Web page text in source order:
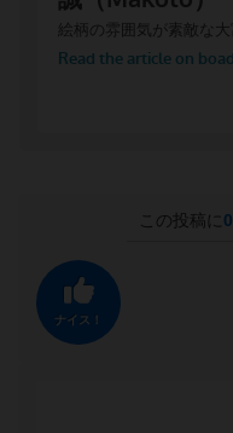
この投稿に 0
ナイス！